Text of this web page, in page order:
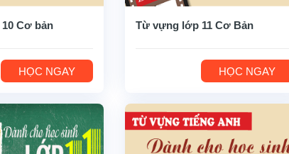
Cơ bản
HỌC NGAY
Từ vựng lớp 11 Cơ Bản
HỌC NGAY